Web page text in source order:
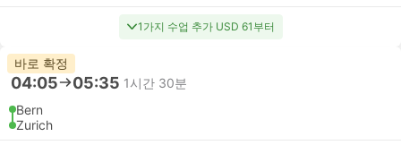
1가지 수업 추가 USD 61부터
바로 확정
04:05 05:35 1시간 30분
Bern
Zurich